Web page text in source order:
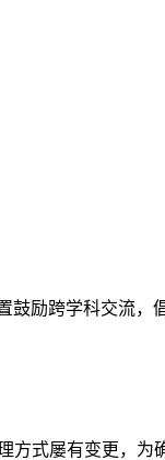
鼓励跨学科交流
方式屡有变更，